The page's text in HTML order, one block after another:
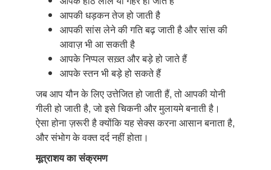
आपकी धड़कन तेज हो जाती है
आपकी सांस लेने की गति बढ़ जाती है और सांस की
आवाज़ भी आ सकती है
आपके निप्पल सख़्त और बड़े हो जाते हैं
आपके स्तन भी बड़े हो सकते हैं
जब आप यौन के लिए उत्तेजित हो जाती हैं, तो आपकी योनी
गीली हो जाती है, जो इसे चिकनी और मुलायमे बनाती है।
ऐसा होना ज़रूरी है क्योंकि यह सेक्स करना आसान बनाता है,
और संभोग के वक्त दर्द नहीं होता।
मूत्राशयकासंक्रमण